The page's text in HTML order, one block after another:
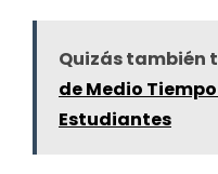
Quizás también
de Medio
Estudiantes